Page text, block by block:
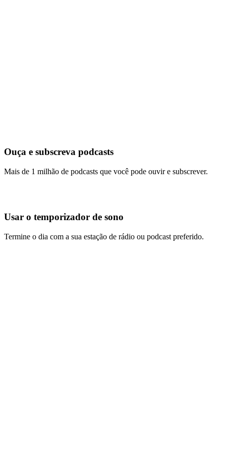
Ouça e subscreva podcasts
Mais de 1 milhão de podcasts que você pode ouvir e subscrever.
Usar o temporizador de sono
Termine o dia com a sua estação de rádio ou podcast preferido.